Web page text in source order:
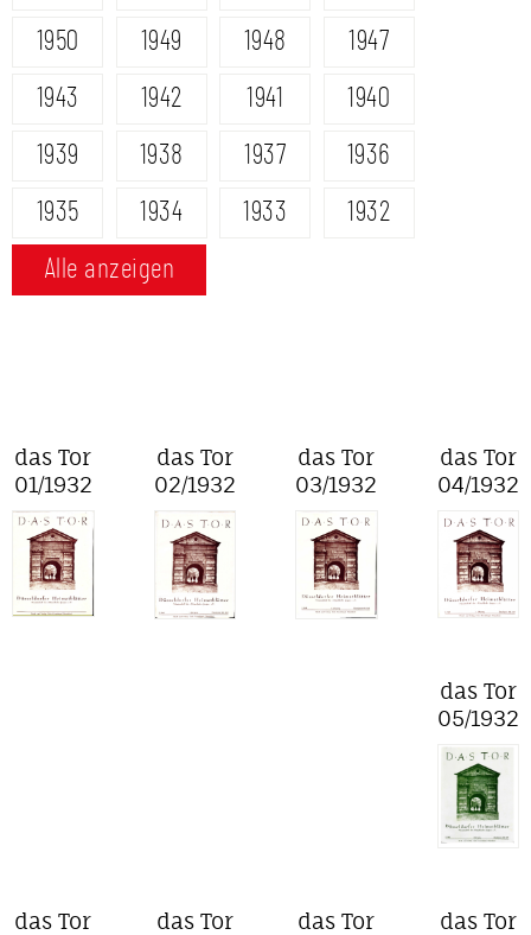
1950
1949 1948
1947
1943
1942 1941
1940
1939
1938 1937
1936
1935
1934 1933
1932
Alle anzeigen
das Tor
01/1932
das Tor
02/1932
das Tor
03/1932
das Tor
04/1932
das Tor
05/1932
das Tor
das Tor
das Tor
das Tor